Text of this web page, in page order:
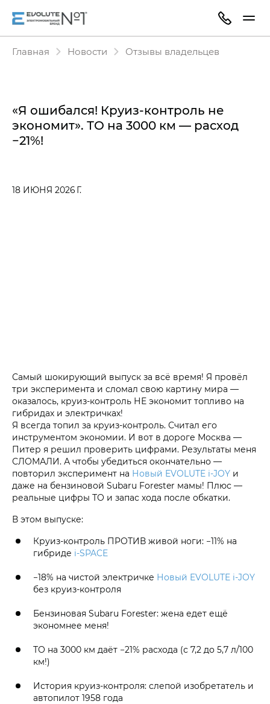
Главная Новости Отзывы владельцев
«Я ошибался! Круиз-контроль не
экономит». ТО на 3000 км — расход
−21%!
18 ИЮНЯ 2026 Г.
Самый шокирующий выпуск за всё время! Я провёл
три эксперимента и сломал свою картину мира —
оказалось, круиз-контроль НЕ экономит топливо на
гибридах и электричках!
Я всегда топил за круиз-контроль. Считал его
инструментом экономии. И вот в дороге Москва —
Питер я решил проверить цифрами. Результаты меня
СЛОМАЛИ. А чтобы убедиться окончательно —
повторил эксперимент на Новый EVOLUTE i‑JOY и
даже на бензиновой Subaru Forester мамы! Плюс —
реальные цифры ТО и запас хода после обкатки.
В этом выпуске:
Круиз-контроль ПРОТИВ живой ноги: −11% на
гибриде i‑SPACE
−18% на чистой электричке Новый EVOLUTE i‑JOY
без круиз-контроля
Бензиновая Subaru Forester: жена едет ещё
экономнее меня!
ТО на 3000 км даёт −21% расхода (с 7,2 до 5,7 л/100
км!)
История круиз-контроля: слепой изобретатель и
автопилот 1958 года